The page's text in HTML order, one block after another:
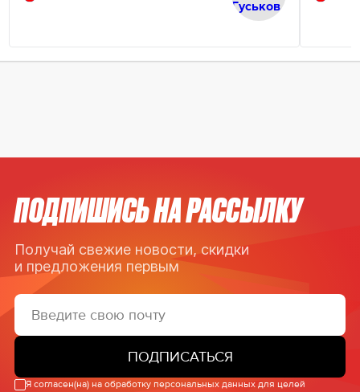
ПОДПИШИСЬ НА РАССЫЛКУ
Получай свежие новости, скидки
и предложения первым
ПОДПИСАТЬСЯ
Я согласен(на) на обработку персональных данных для целей